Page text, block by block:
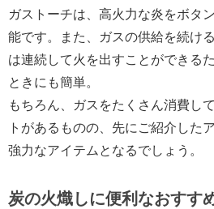
ガストーチは、高火力な炎をボタ
能です。また、ガスの供給を続け
は連続して火を出すことができる
ときにも簡単。
もちろん、ガスをたくさん消費し
トがあるものの、先にご紹介した
強力なアイテムとなるでしょう。
炭の火熾しに便利なおすす